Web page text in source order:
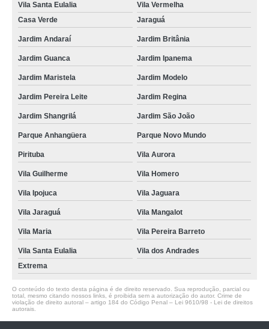
Vila Santa Eulalia
Vila Vermelha
Casa Verde
Jaraguá
Jardim Andaraí Jardim Britânia
Jardim Guanca Jardim Ipanema
Jardim Maristela Jardim Modelo
Jardim Pereira Leite Jardim Regina
Jardim Shangrilá Jardim São João
Parque Anhangüera Parque Novo Mundo
Pirituba Vila Aurora
Vila Guilherme Vila Homero
Vila Ipojuca Vila Jaguara
Vila Jaraguá Vila Mangalot
Vila Maria Vila Pereira Barreto
Vila Santa Eulalia
Vila dos Andrades
Extrema
O conteúdo do texto desta página é de direito reservado. Sua reprodução, parcial ou
total, mesmo citando nossos links, é proibida sem a autorização do autor. Crime de
violação de direito autoral – artigo 184 do Código Penal – Lei 9610/98 - Lei de direitos
autorais